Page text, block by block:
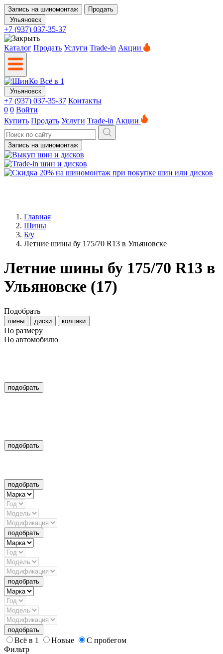
Запись на шиномонтаж
Продать
Ульяновск
+7 (937) 037-35-37
Каталог Продать Услуги Trade-in Акции
Ульяновск
+7 (937) 037-35-37 Контакты
0 0 Войти
Купить Продать Услуги Trade-in Акции
Запись на шиномонтаж
Главная
Шины
Б/у
Летние шины бу 175/70 R13 в Ульяновске
Летние шины бу 175/70 R13 в
Ульяновске (17)
Подобрать
шины диски колпаки
По размеру
По автомобилю
подобрать
подобрать
подобрать
подобрать
подобрать
подобрать
Всё в 1 Новые
С пробегом
Фильтр